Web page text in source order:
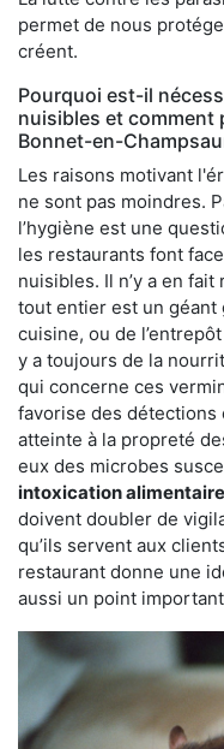
permet de nous
créent.
Pourquoi est-il
nuisibles et comment
Bonnet-en-
Les raisons motivant
ne sont pas moindres.
l’hygiène est une
les restaurants font
nuisibles. Il n’y a en
tout entier est un géant
cuisine, ou de
y a toujours de la
qui concerne ces
favorise des
atteinte à la propreté
eux des microbes
intoxication alimentaire
doivent doubler de
qu’ils servent aux
restaurant donne une
aussi un point